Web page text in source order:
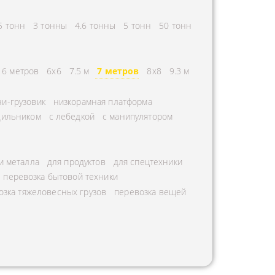
тонн 3 тонны 4.6 тонны 5 тонн 50 тонн
6 метров 6х6 7.5 м 7 метров 8х8 9.3 м
грузовик
низкорамная платформа
с лебедкой с манипулятором
металла для продуктов
для спецтехники
перевозка бытовой техники
тяжеловесных грузов
перевозка вещей